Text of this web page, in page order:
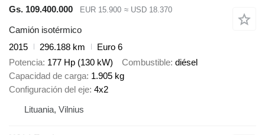
Gs. 109.400.000
EUR 15.900 ≈ USD 18.370
Camión isotérmico
2015
296.188 km
Euro 6
Potencia 177 Hp (130 kW) Combustible diésel
Capacidad de carga 1.905 kg
Configuración del eje 4x2
Lituania, Vilnius